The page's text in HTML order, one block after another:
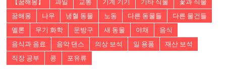
꿈해몽
나무 냉혈 동물 노동 다른 동물들
다른 물건들
멜론
무기 화학 문방구 새 동물 야채
음식
음식과 음료
음악 댄스 의상 보석 일 용품
재산 보석
직장 공부
콩 포유류